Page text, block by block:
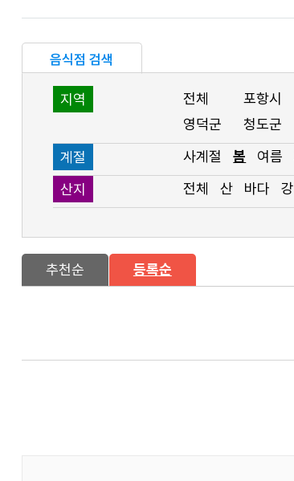
음식점 검색
지역 전체 포항시
영덕군
청도군
계절
사계절 봄 여름
산지
전체 산 바다 강
추천순 등록순